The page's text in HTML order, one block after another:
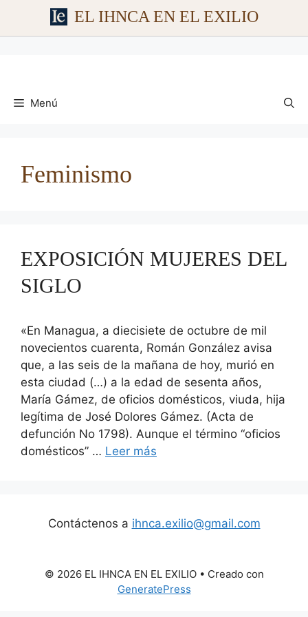
EL IHNCA EN EL EXILIO
contenido
Menú
Feminismo
EXPOSICIÓN MUJERES DEL
SIGLO
«En Managua, a diecisiete de octubre de mil
novecientos cuarenta, Román González avisa
que, a las seis de la mañana de hoy, murió en
esta ciudad (…) a la edad de sesenta años,
María Gámez, de oficios domésticos, viuda, hija
legítima de José Dolores Gámez. (Acta de
defunción No 1798). Aunque el término “oficios
domésticos” … Leer más
Contáctenos a ihnca.exilio@gmail.com
© 2026 EL IHNCA EN EL EXILIO• Creado con
GeneratePress